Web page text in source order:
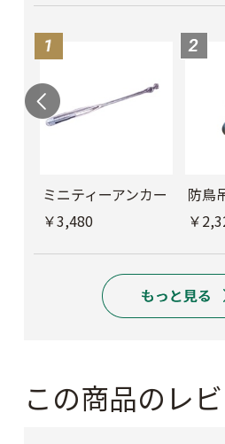
ミニティーアンカー
￥3,480
防鳥
￥
この商品のレ